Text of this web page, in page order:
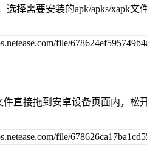
选择需要安装的apk/apks/xapk文
件直接拖到安卓设备页面内，松